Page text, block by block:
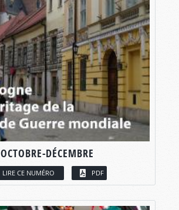
OCTOBRE-DÉCEMBRE
LIRE CE NUMÉRO PDF